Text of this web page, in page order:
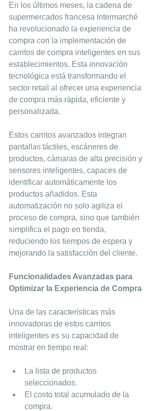
En los últimos meses, la cadena de
supermercados francesa Intermarché
ha revolucionado la experiencia de
compra con la implementación de
carritos de compra inteligentes en sus
establecimientos. Esta innovación
tecnológica está transformando el
sector retail al ofrecer una experiencia
de compra más rápida, eficiente y
personalizada.
Estos carritos avanzados integran
pantallas táctiles, escáneres de
productos, cámaras de alta precisión y
sensores inteligentes, capaces de
identificar automáticamente los
productos añadidos. Esta
automatización no solo agiliza el
proceso de compra, sino que también
simplifica el pago en tienda,
reduciendo los tiempos de espera y
mejorando la satisfacción del cliente.
Funcionalidades Avanzadas para
Optimizar la Experiencia de Compra
Una de las características más
innovadoras de estos carritos
inteligentes es su capacidad de
mostrar en tiempo real:
La lista de productos
seleccionados.
El costo total acumulado de la
compra.